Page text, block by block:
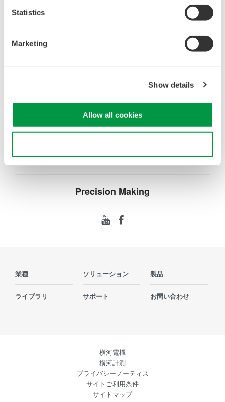
Statistics
Marketing
Show details
Allow all cookies
取扱説明書
お気軽にお問い合わせ・ご相談ください。
お問い合わせ
Precision Making
業種 ソリューション 製品
ライブラリ サポート お問い合わせ
横河電機
横河計測
プライバシーノーティス
サイトご利用条件
サイトマップ